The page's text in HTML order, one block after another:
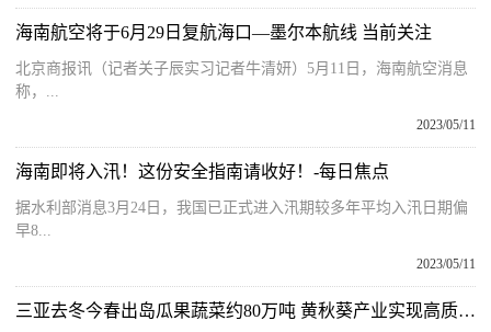
海南航空将于6月29日复航海口—墨尔本航线 当前关注
北京商报讯（记者关子辰实习记者牛清妍）5月11日，海南航空消息
称，...
2023/05/11
海南即将入汛！这份安全指南请收好！-每日焦点
据水利部消息3月24日，我国已正式进入汛期较多年平均入汛日期偏
早8...
2023/05/11
三亚去冬今春出岛瓜果蔬菜约80万吨 黄秋葵产业实现高质量增长_天天视点